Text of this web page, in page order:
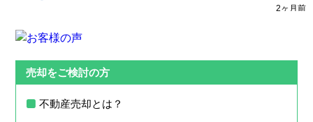
売却をご検討の方
不動産売却とは？